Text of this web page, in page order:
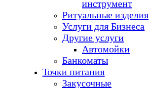
инструмент
Ритуальные изделия
Услуги для Бизнеса
Другие услуги
Автомойки
Банкоматы
Точки питания
Закусочные